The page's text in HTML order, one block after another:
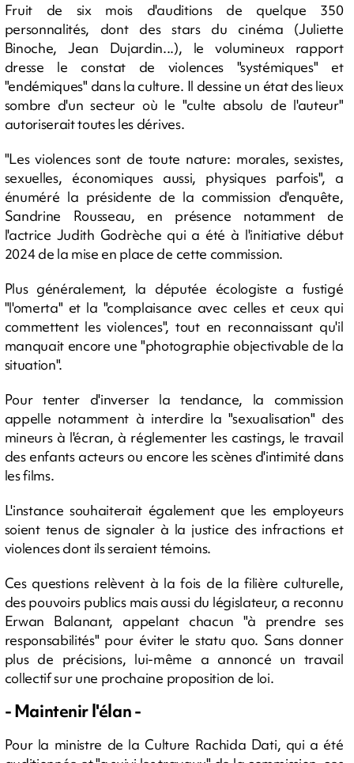
Fruit de six mois d'auditions de quelque 350
personnalités, dont des stars du cinéma (Juliette
Binoche, Jean Dujardin...), le volumineux rapport
dresse le constat de violences "systémiques" et
"endémiques" dans la culture. Il dessine un état des lieux
sombre d'un secteur où le "culte absolu de l'auteur"
autoriserait toutes les dérives.
"Les violences sont de toute nature: morales, sexistes,
sexuelles, économiques aussi, physiques parfois", a
énuméré la présidente de la commission d'enquête,
Sandrine Rousseau, en présence notamment de
l'actrice Judith Godrèche qui a été à l'initiative début
2024 de la mise en place de cette commission.
Plus généralement, la députée écologiste a fustigé
"l'omerta" et la "complaisance avec celles et ceux qui
commettent les violences", tout en reconnaissant qu'il
manquait encore une "photographie objectivable de la
situation".
Pour tenter d'inverser la tendance, la commission
appelle notamment à interdire la "sexualisation" des
mineurs à l'écran, à réglementer les castings, le travail
des enfants acteurs ou encore les scènes d'intimité dans
les films.
L'instance souhaiterait également que les employeurs
soient tenus de signaler à la justice des infractions et
violences dont ils seraient témoins.
Ces questions relèvent à la fois de la filière culturelle,
des pouvoirs publics mais aussi du législateur, a reconnu
Erwan Balanant, appelant chacun "à prendre ses
responsabilités" pour éviter le statu quo. Sans donner
plus de précisions, lui-même a annoncé un travail
collectif sur une prochaine proposition de loi.
- Maintenir l'élan -
Pour la ministre de la Culture Rachida Dati, qui a été